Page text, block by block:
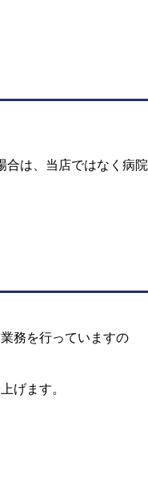
合は、当店ではなく病院
務を行っていますの
げます。